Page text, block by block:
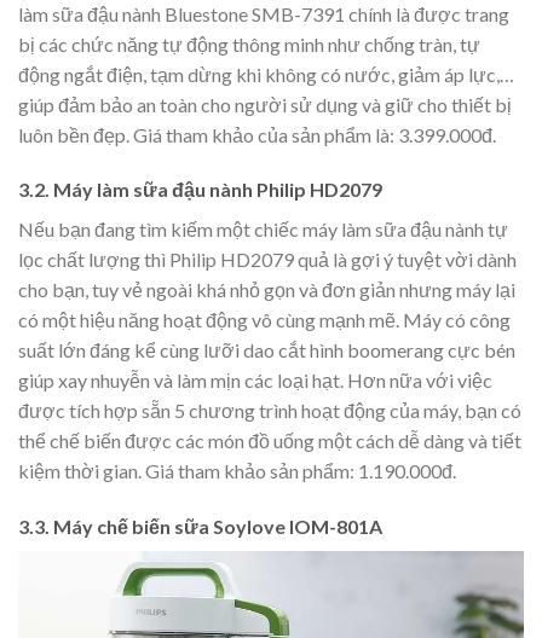
làm sữa đậu nành Bluestone SMB-7391 chính là được trang
bị các chức năng tự động thông minh như chống tràn, tự
động ngắt điện, tạm dừng khi không có nước, giảm áp lực,…
giúp đảm bảo an toàn cho người sử dụng và giữ cho thiết bị
luôn bền đẹp. Giá tham khảo của sản phẩm là: 3.399.000đ.
3.2. Máy làm sữa đậu nành Philip HD2079
Nếu bạn đang tìm kiếm một chiếc máy làm sữa đậu nành tự
lọc chất lượng thì Philip HD2079 quả là gợi ý tuyệt vời dành
cho bạn, tuy vẻ ngoài khá nhỏ gọn và đơn giản nhưng máy lại
có một hiệu năng hoạt động vô cùng mạnh mẽ. Máy có công
suất lớn đáng kể cùng lưỡi dao cắt hình boomerang cực bén
giúp xay nhuyễn và làm mịn các loại hạt. Hơn nữa với việc
được tích hợp sẵn 5 chương trình hoạt động của máy, bạn có
thể chế biến được các món đồ uống một cách dễ dàng và tiết
kiệm thời gian. Giá tham khảo sản phẩm: 1.190.000đ.
3.3. Máy chế biến sữa Soylove IOM-801A